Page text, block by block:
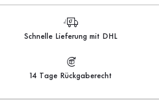
Schnelle Lieferung mit DHL
14 Tage Rückgaberecht